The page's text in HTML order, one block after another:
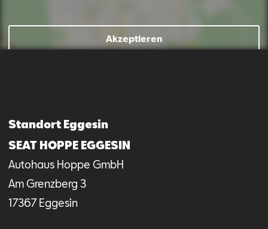
Akzeptieren
Standort Eggesin
SEAT HOPPE EGGESIN
Autohaus Hoppe GmbH
Am Grenzberg 3
17367 Eggesin